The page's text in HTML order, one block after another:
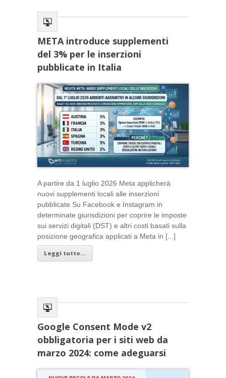
META introduce supplementi
del 3% per le inserzioni
pubblicate in Italia
A partire da 1 luglio 2026 Meta applicherà
nuovi supplementi locali alle inserzioni
pubblicate Su Facebook e Instagram in
determinate giurisdizioni per coprire le imposte
sui servizi digitali (DST) e altri costi basati sulla
posizione geografica applicati a Meta in [...]
Leggi tutto...
Google Consent Mode v2
obbligatoria per i siti web da
marzo 2024: come adeguarsi